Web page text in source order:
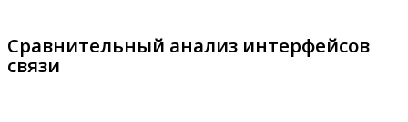
Сравнительный анализ интерфейсов
связи